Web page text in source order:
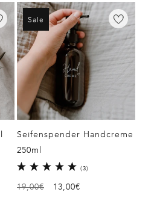
Sale
Seifenspender Handcreme
250ml
(3)
Normaler
19,00€ Verkaufspreis
13,00€